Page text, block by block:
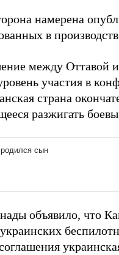
намерена
в
между Оттавой
участия в
страна
разжигать
объявило, что